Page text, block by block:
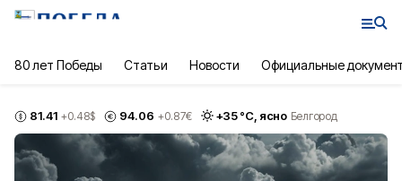
80 лет Победы Статьи Новости Официальные
81.41 +0.48$ 94.06 +0.87€ +35°С, ясно Белгород